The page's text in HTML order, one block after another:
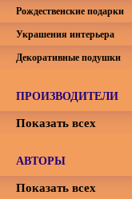
Рождественские подарки
Украшения интерьера
Декоративные подушки
ПРОИЗВОДИТЕЛИ
Показать всех
АВТОРЫ
Показать всех